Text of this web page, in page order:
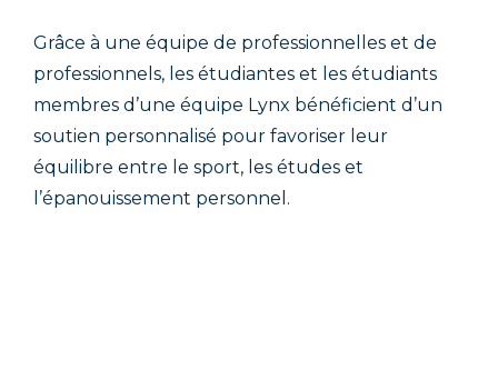
Grâce à une équipe de professionnelles et de
professionnels, les étudiantes et les étudiants
membres d’une équipe Lynx bénéficient d’un
soutien personnalisé pour favoriser leur
équilibre entre le sport, les études et
l’épanouissement personnel.